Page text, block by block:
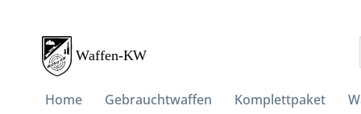
Home Gebrauchtwaffen Komplettpaket